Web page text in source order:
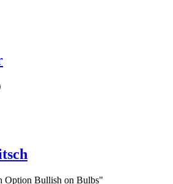
Option Bullish on Bulbs"